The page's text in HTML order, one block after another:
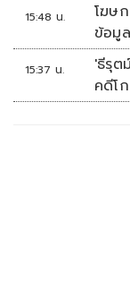
15:48 น.
โฆษ
ข้อมู
มั่นค
15:37 น.
'ธีรุต
คดีโ
สัปด